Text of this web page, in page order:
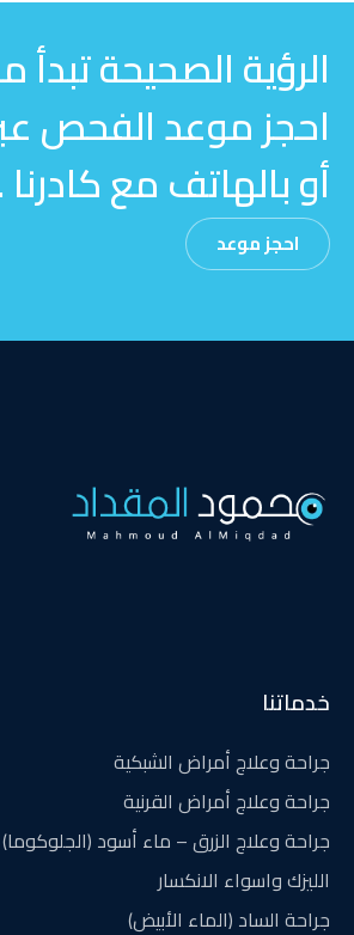
الرؤية الصحيحة تبدأ
احجز موعد الفحص
أو بالهاتف مع كادرنا .
احجز موعد
خدماتنا
جراحة وعلاج أمراض الشبكية
جراحة وعلاج أمراض القرنية
جراحة وعلاج الزرق – ماء أسود (الجلوكوما)
الليزك واسواء الانكسار
جراحة الساد (الماء الأبيض)